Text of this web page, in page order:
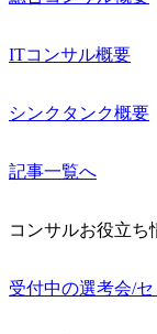
ITコンサル概要
シンクタンク概要
記事一覧へ
コンサルお役立ち
受付中の選考会/